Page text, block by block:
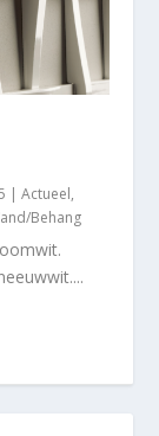
|Actueel,
Behang